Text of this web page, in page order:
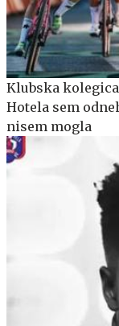
Klubska
Hotela sem
nisem mogla